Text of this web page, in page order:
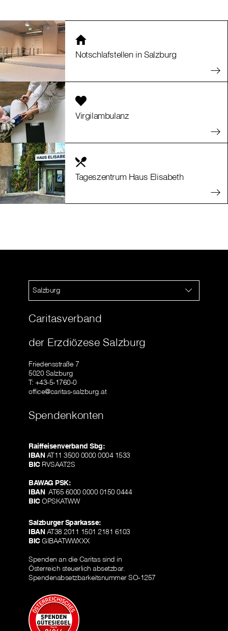
Notschlafstellen in Salzburg
Virgilambulanz
Tageszentrum Haus Elisabeth
Salzburg
Caritasverband
der Erzdiözese Salzburg
Friedensstraße 7
5020 Salzburg
T: +43-5-1760-0
office@caritas-salzburg.at
Spendenkonten
Raiffeisenverband Sbg:
IBANAT11 3500 0000 0004 1533
BICRVSAAT2S
BAWAG PSK:
IBANAT65 6000 0000 0150 0444
BICOPSKATWW
Salzburger Sparkasse:
IBANAT38 2011 1501 2181 6103
BICGIBAATWWXXX
Spenden an die Caritas sind in
Österreich steuerlich absetzbar.
Spendenabsetzbarkeitsnummer SO-1257